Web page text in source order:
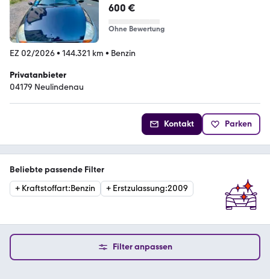
600 €
Ohne Bewertung
EZ 02/2026• 144.321 km • Benzin
Privatanbieter
04179 Neulindenau
Kontakt Parken
Beliebte passende Filter
+ Kraftstoffart:Benzin + Erstzulassung:2009
Filter anpassen